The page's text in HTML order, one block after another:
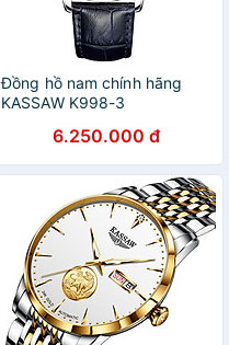
Đồng hồ nam chính hãng
KASSAW K998-3
6.250.000 đ